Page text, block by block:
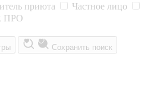
приюта
Частное лицо
ПРО
Сохранить поиск